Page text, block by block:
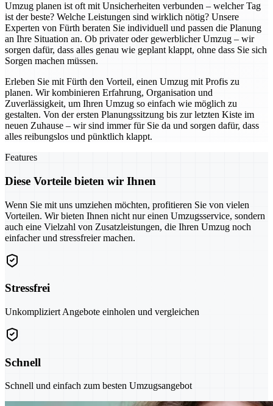
Umzug planen ist oft mit Unsicherheiten verbunden – welcher Tag
ist der beste? Welche Leistungen sind wirklich nötig? Unsere
Experten von Fürth beraten Sie individuell und passen die Planung
an Ihre Situation an. Ob privater oder gewerblicher Umzug – wir
sorgen dafür, dass alles genau wie geplant klappt, ohne dass Sie sich
Sorgen machen müssen.
Erleben Sie mit Fürth den Vorteil, einen Umzug mit Profis zu
planen. Wir kombinieren Erfahrung, Organisation und
Zuverlässigkeit, um Ihren Umzug so einfach wie möglich zu
gestalten. Von der ersten Planungssitzung bis zur letzten Kiste im
neuen Zuhause – wir sind immer für Sie da und sorgen dafür, dass
alles reibungslos und pünktlich klappt.
Features
Diese Vorteile bieten wir Ihnen
Wenn Sie mit uns umziehen möchten, profitieren Sie von vielen
Vorteilen. Wir bieten Ihnen nicht nur einen Umzugsservice, sondern
auch eine Vielzahl von Zusatzleistungen, die Ihren Umzug noch
einfacher und stressfreier machen.
Stressfrei
Unkompliziert Angebote einholen und vergleichen
Schnell
Schnell und einfach zum besten Umzugsangebot